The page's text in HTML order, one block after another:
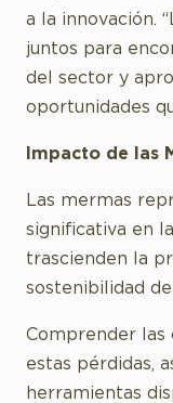
a la innovación.
juntos para
del sector y
oportunidades
Impacto de las
Las mermas
significativa en
trascienden la
sostenibilidad
Comprender las
estas pérdidas,
herramientas